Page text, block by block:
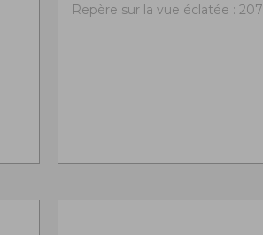
Repère sur la vue éclatée : 207